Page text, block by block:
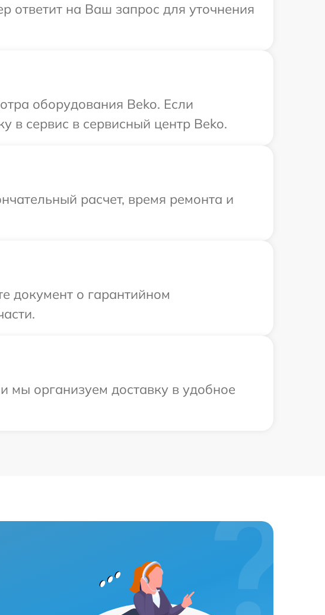
ответит на Ваш запрос для уточнения
оборудования Beko. Если
в сервис в сервисный центр Beko.
расчет, время ремонта и
документ о гарантийном
мы организуем доставку в удобное